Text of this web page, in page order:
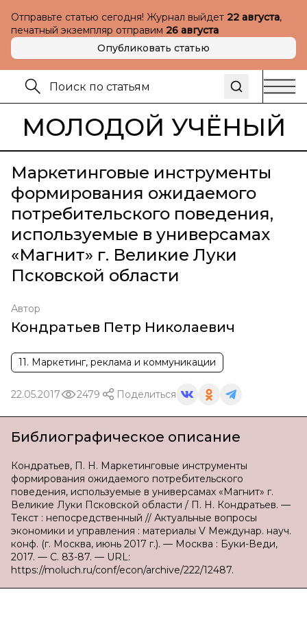
Отправьте статью сегодня! Журнал выйдет 22 августа,
печатный экземпляр отправим 26 августа
Опубликовать статью
МОЛОДОЙ УЧЁНЫЙ
Маркетинговые инструменты
формирования ожидаемого
потребительского поведения,
используемые в универсамах
«Магнит» г. Великие Луки
Псковской области
Автор
Кондратьев Петр Николаевич
11. Маркетинг, реклама и коммуникации
22.05.2017 2479 Поделиться
Библиографическое описание
Кондратьев, П. Н. Маркетинговые инструменты
формирования ожидаемого потребительского
поведения, используемые в универсамах «Магнит» г.
Великие Луки Псковской области / П. Н. Кондратьев. —
Текст : непосредственный // Актуальные вопросы
экономики и управления : материалы V Междунар. науч.
конф. (г. Москва, июнь 2017 г.). — Москва : Буки-Веди,
2017. — С. 83-87. — URL:
https://moluch.ru/conf/econ/archive/222/12487.